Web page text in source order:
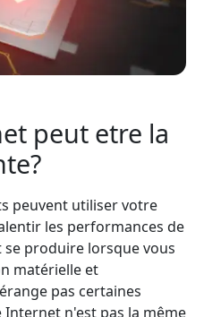
peut etre la
peuvent utiliser votre
les performances de
produire lorsque vous
matérielle et
pas certaines
Internet n'est pas la même